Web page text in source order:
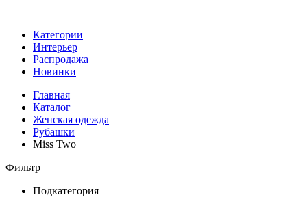
Категории
Интерьер
Распродажа
Новинки
Главная
Каталог
Женская одежда
Рубашки
Miss Two
Фильтр
Подкатегория